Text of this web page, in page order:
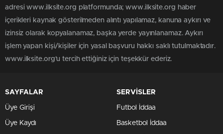
adresi www.ilksite.org platformunda; www.ilksite.org haber
içerikleri kaynak gösterilmeden alıntı yapılamaz, kanuna aykırı ve
izinsiz olarak kopyalanamaz, başka yerde yayınlanamaz. Aykırı
işlem yapan kişi/kişiler için yasal başvuru hakkı saklı tutulmaktadır.
www.ilksite.org'u tercih ettiğiniz için teşekkür ederiz.
SAYFALAR
Üye Girişi
Üye Kaydı
SERVİSLER
Futbol İddaa
Basketbol İddaa